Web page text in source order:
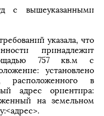
с вышеуказанными
указала, что
принадлежит
757 кв.м с
установлено
расположенного в
адрес ориентира:
на земельном